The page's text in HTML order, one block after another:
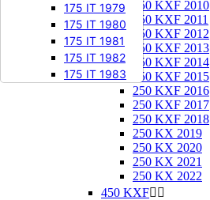
175 IT 1979
175 IT 1980
175 IT 1981
175 IT 1982
175 IT 1983
250 KXF 2010
250 KXF 2011
250 KXF 2012
250 KXF 2013
250 KXF 2014
250 KXF 2015
250 KXF 2016
250 KXF 2017
250 KXF 2018
250 KX 2019
250 KX 2020
250 KX 2021
250 KX 2022
450 KXF 